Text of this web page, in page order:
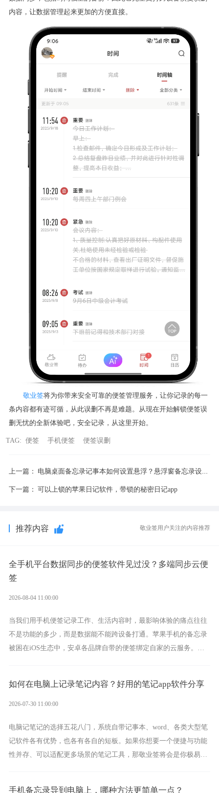
内容，让数据管理起来更加的方便直接。
敬业签将为你带来安全可靠的便签管理服务，让你记录的每一
条内容都有迹可循，从此误删不再是难题。从现在开始解锁便签误
删无忧的全新体验吧，安全记录，从这里开始。
TAG: 便签 手机便签 便签误删
上一篇： 电脑桌面备忘录记事本如何设置悬浮？悬浮窗备忘录设置方法
下一篇： 可以上锁的苹果日记软件，带锁的秘密日记app
推荐内容 敬业签用户关注的内容推荐
全手机平台数据同步的便签软件见过没？多端同步云便
签
2026-08-04 11:00:00
当我们用手机便签记录工作、生活内容时，最影响体验的痛点往往
不是功能的多少，而是数据能不能跨设备打通。苹果手机的备忘录
被困在iOS生态中，安卓各品牌自带的便签绑定自家的云服务。而
如何在电脑上记录笔记内容？好用的笔记app软件分享
2026-07-30 11:00:00
电脑记笔记的选择五花八门，系统自带记事本、word、各类大型笔
记软件各有优势，也各有各自的短板。如果你想要一个便捷与功能
性并存、可以适配更多场景的笔记工具，那敬业签将会是你极易上
手机备忘录导到电脑上，哪种方法更简单一点？